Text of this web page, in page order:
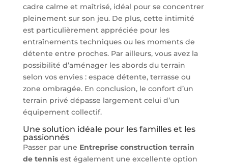
cadre calme et maîtrisé, idéal pour se concentrer
pleinement sur son jeu. De plus, cette intimité
est particulièrement appréciée pour les
entraînements techniques ou les moments de
détente entre proches. Par ailleurs, vous avez la
possibilité d’aménager les abords du terrain
selon vos envies : espace détente, terrasse ou
zone ombragée. En conclusion, le confort d’un
terrain privé dépasse largement celui d’un
équipement collectif.
Une solution idéale pour les familles et les
passionnés
Passer par une Entreprise construction terrain
de tennisest également une excellente option